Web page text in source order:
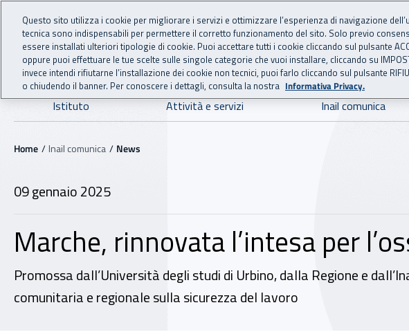
Vai al menu principale
Vai al contenuto principale
INAIL - Istituto Nazionale per
Navigazione principale
Istituto Attività e servizi Inail comunica
Navigazione - Ti trovi in:
Home Inail comunica News
09 gennaio 2025
Marche, rinnovata l’intesa per
Promossa dall’Università degli studi di Urbino, dalla Regione e
comunitaria e regionale sulla sicurezza del lavoro
Questo sito utilizza i cookie per migliorare i servizi e ottimizzare l’esperienza di navigazione
tecnica sono indispensabili per permettere il corretto funzionamento del sito. Solo previo
essere installati ulteriori tipologie di cookie. Puoi accettare tutti i cookie cliccando sul pulsante
oppure puoi effettuare le tue scelte sulle singole categorie che vuoi installare, cliccando su
invece intendi rifiutarne l’installazione dei cookie non tecnici, puoi farlo cliccando sul pulsante
o chiudendo il banner. Per conoscere i dettagli, consulta la nostra Informativa Privacy.